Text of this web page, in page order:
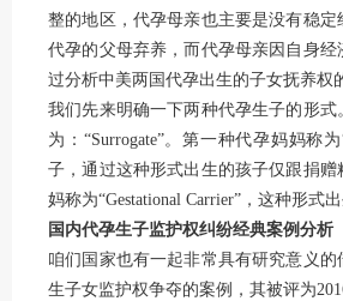
整的地区，代孕母亲也主要是没有稳
代孕的父母弃养，而代孕母亲因自身
过分析中美两国代孕出生的子女抚养权
我们先来明确一下两种代孕生子的形
为：“Surrogate”。第一种代孕妈妈称
子，通过这种形式出生的孩子仅跟捐
妈称为“Gestational Carrier”，这种形式
国内代孕生子监护权纠纷经典案例分析
咱们国家也有一起非常具有研究意义
生子女监护权争夺的案例，其被评为